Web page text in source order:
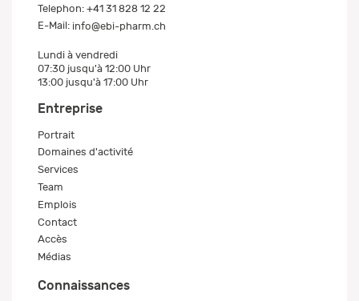
Telephon: +41 31 828 12 22
E-Mail: info@ebi-pharm.ch
Lundi à vendredi
07:30 jusqu'à 12:00 Uhr
13:00 jusqu'à 17:00 Uhr
Entreprise
Portrait
Domaines d'activité
Services
Team
Emplois
Contact
Accès
Médias
Connaissances